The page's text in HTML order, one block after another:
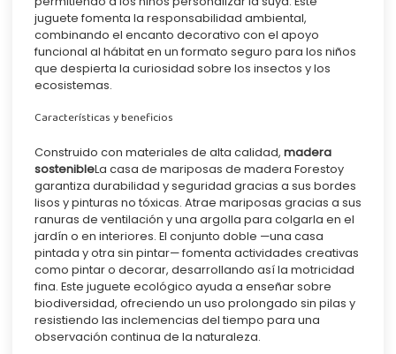
juguete fomenta la responsabilidad ambiental,
combinando el encanto decorativo con el apoyo
funcional al hábitat en un formato seguro para los niños
que despierta la curiosidad sobre los insectos y los
ecosistemas.
Características y beneficios
Construido con materiales de alta calidad, madera
sostenibleLa casa de mariposas de madera Forestoy
garantiza durabilidad y seguridad gracias a sus bordes
lisos y pinturas no tóxicas. Atrae mariposas gracias a sus
ranuras de ventilación y una argolla para colgarla en el
jardín o en interiores. El conjunto doble —una casa
pintada y otra sin pintar— fomenta actividades creativas
como pintar o decorar, desarrollando así la motricidad
fina. Este juguete ecológico ayuda a enseñar sobre
biodiversidad, ofreciendo un uso prolongado sin pilas y
resistiendo las inclemencias del tiempo para una
observación continua de la naturaleza.